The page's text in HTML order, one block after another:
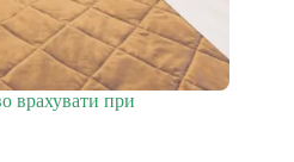
врахувати при